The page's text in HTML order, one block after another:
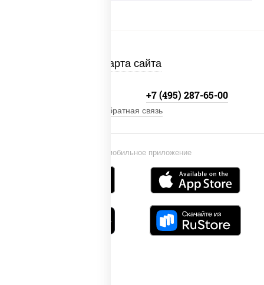
Карта сайта
Установи мобильное приложение
+7 (495) 287-65-00
Обратная связь